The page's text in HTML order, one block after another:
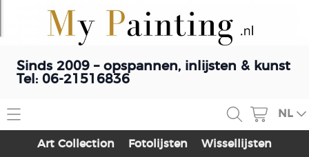
Sinds 2009 – opspannen, inlijsten & kunst
Tel: 06-21516836
Home
Contact
NL
Art Collection Fotolijsten Wissellijsten